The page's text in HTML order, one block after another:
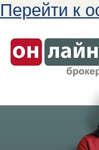
Перейти к